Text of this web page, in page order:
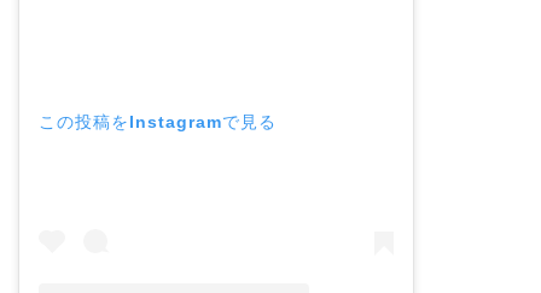
この投稿をInstagramで見る